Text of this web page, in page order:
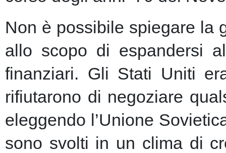
Non è possibile spiegare la
allo scopo di espandersi
finanziari. Gli Stati Uniti
rifiutarono di negoziare
eleggendo l’Unione
sono svolti in un clima di